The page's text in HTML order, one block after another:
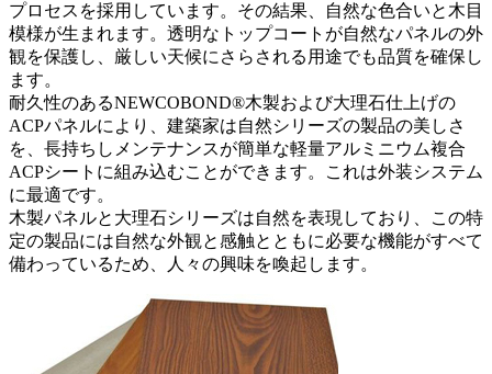
プロセスを採用しています。その結果、自然な色合いと木目
模様が生まれます。透明なトップコートが自然なパネルの外
観を保護し、厳しい天候にさらされる用途でも品質を確保し
ます。
耐久性のあるNEWCOBOND®木製および大理石仕上げの
ACPパネルにより、建築家は自然シリーズの製品の美しさ
を、長持ちしメンテナンスが簡単な軽量アルミニウム複合
ACPシートに組み込むことができます。これは外装システム
に最適です。
木製パネルと大理石シリーズは自然を表現しており、この特
定の製品には自然な外観と感触とともに必要な機能がすべて
備わっているため、人々の興味を喚起します。